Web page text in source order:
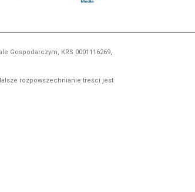
Gospodarczym, KRS 0001116269,
rozpowszechnianie treści jest